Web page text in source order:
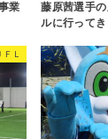
業
藤原茜選手
ルに行って
Ｌ